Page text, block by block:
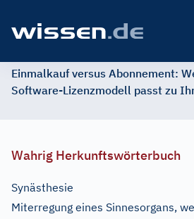
Einmalkauf versus Abonnement:
Software-Lizenzmodell passt zu
Wahrig Herkunftswörterbuch
Synästhesie
Miterregung eines Sinnesorgans,